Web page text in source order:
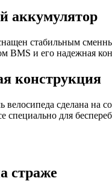
аккумулятор
стабильным
BMS и его надежная
конструкция
велосипеда сделана
специально для
страже